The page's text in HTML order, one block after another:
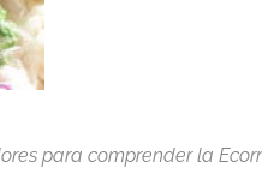
para comprender la